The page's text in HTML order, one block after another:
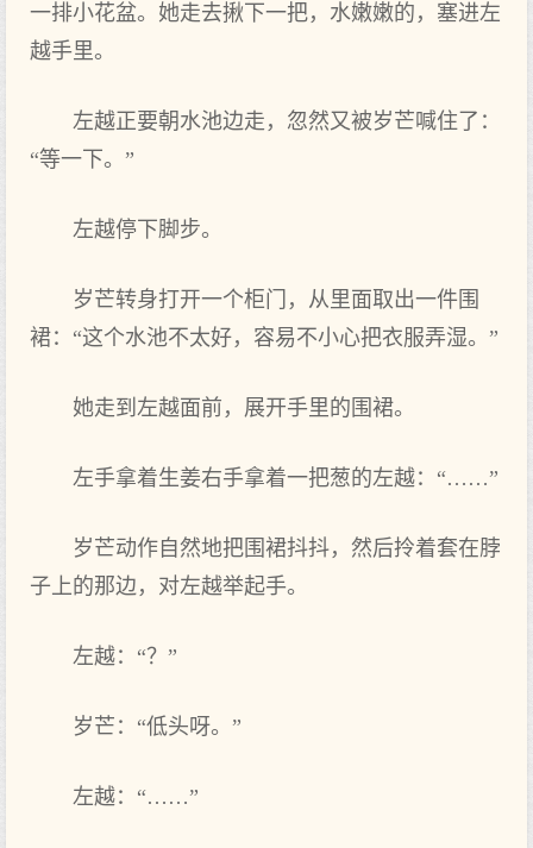
一排小花盆。她走去揪下一把，水嫩嫩的，塞进左
越手里。
左越正要朝水池边走，忽然又被岁芒喊住了：
“等一下。”
左越停下脚步。
岁芒转身打开一个柜门，从里面取出一件围
裙：“这个水池不太好，容易不小心把衣服弄湿。”
她走到左越面前，展开手里的围裙。
左手拿着生姜右手拿着一把葱的左越：“……”
岁芒动作自然地把围裙抖抖，然后拎着套在脖
子上的那边，对左越举起手。
左越：“？”
岁芒：“低头呀。”
左越：“……”